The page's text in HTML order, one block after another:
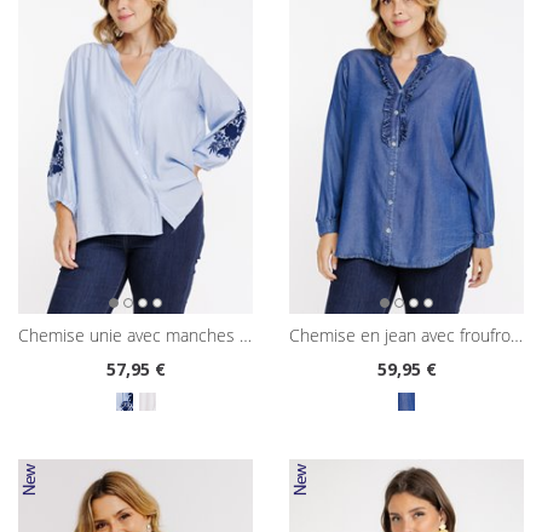
chemise unie avec manches brodées
57,95 €
chemise en jean avec froufrous
59,95 €